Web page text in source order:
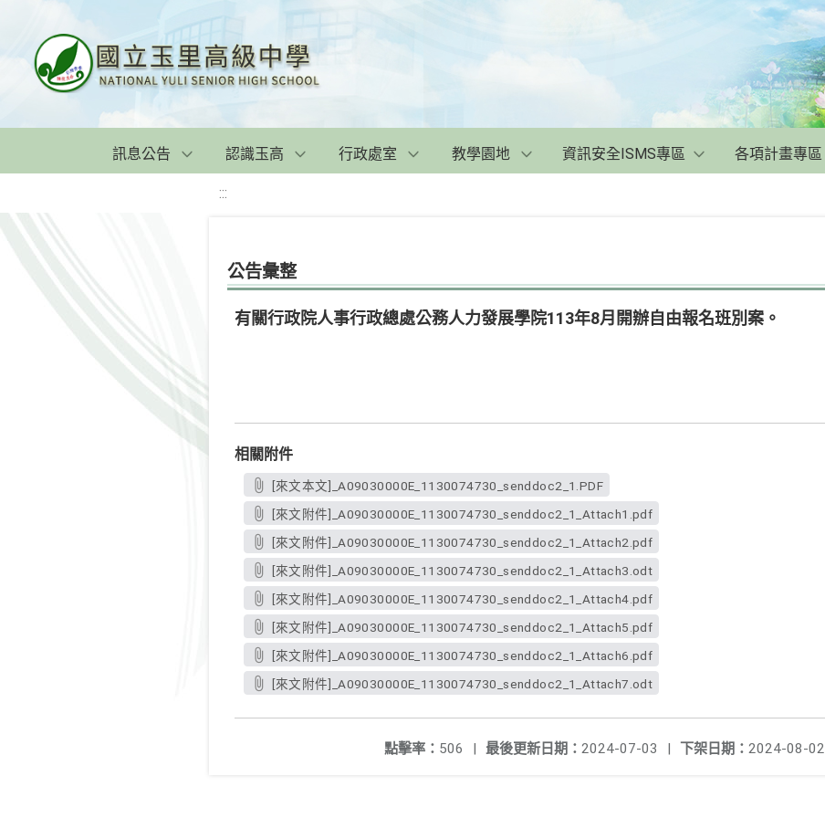
訊息公告 認識玉高 行政處室 教學園地 資訊安全ISMS專區 各項計畫專區
:::
公告彙整
有關行政院人事行政總處公務人力發展學院113年8月開辦自由報名班別案。
相關附件
[來文本文]_A09030000E_1130074730_senddoc2_1.PDF
[來文附件]_A09030000E_1130074730_senddoc2_1_Attach1.pdf
[來文附件]_A09030000E_1130074730_senddoc2_1_Attach2.pdf
[來文附件]_A09030000E_1130074730_senddoc2_1_Attach3.odt
[來文附件]_A09030000E_1130074730_senddoc2_1_Attach4.pdf
[來文附件]_A09030000E_1130074730_senddoc2_1_Attach5.pdf
[來文附件]_A09030000E_1130074730_senddoc2_1_Attach6.pdf
[來文附件]_A09030000E_1130074730_senddoc2_1_Attach7.odt
下架日期： 2024-08-02
最後更新日期： 2024-07-03 |
點擊率： 506 |